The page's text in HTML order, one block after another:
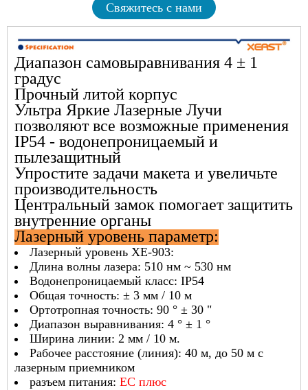
Свяжитесь с нами
Диапазон самовыравнивания 4 ± 1
градус
Прочный литой корпус
Ультра Яркие Лазерные Лучи
позволяют все возможные применения
IP54 - водонепроницаемый и
пылезащитный
Упростите задачи макета и увеличьте
производительность
Центральный замок помогает защитить
внутренние органы
Лазерный уровень параметр:
Лазерный уровень XE-903:
Длина волны лазера: 510 нм ~ 530 нм
Водонепроницаемый класс: IP54
Общая точность: ± 3 мм / 10 м
Ортотропная точность: 90 ° ± 30 "
Диапазон выравнивания: 4 ° ± 1 °
Ширина линии: 2 мм / 10 м.
Рабочее расстояние (линия): 40 м, до 50 м с
лазерным приемником
разъем питания: ЕС плюс